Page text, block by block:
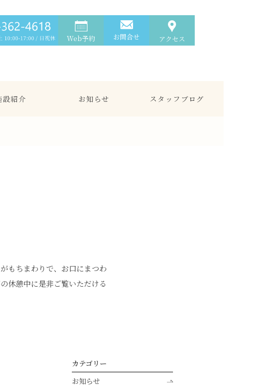
Web予約 お問合せ アクセス
設紹介 お知らせ スタッフブログ
もちまわりで、お口にまつわ
休憩中に是非ご覧いただける
カテゴリー
お知らせ